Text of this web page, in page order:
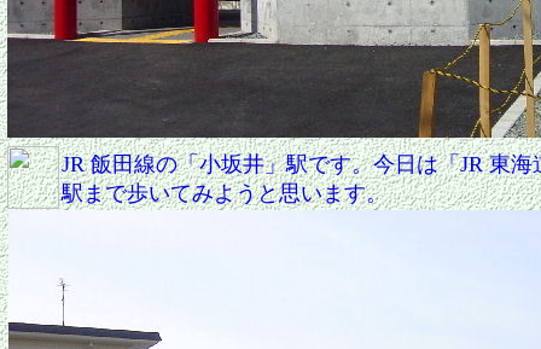
JR 飯田線の「小坂井」駅です。今日は「JR 東
駅まで歩いてみようと思います。